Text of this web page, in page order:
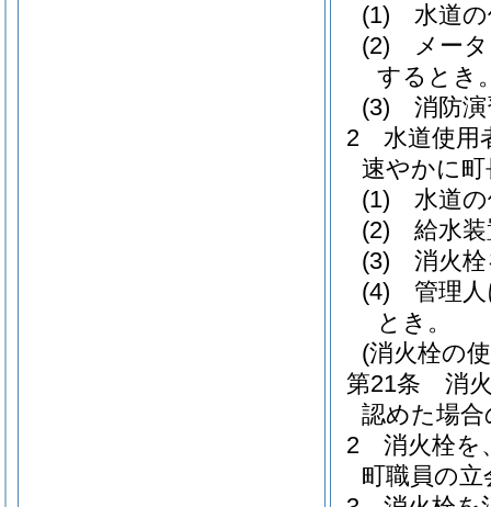
(1)
水道
(2)
メー
するとき
(3)
消防
2
水道使用
速やかに
(1)
水道
(2)
給水
(3)
消火
(4)
管理
とき。
(消火栓の
第21条
消
認めた場
2
消火栓を
町職員の